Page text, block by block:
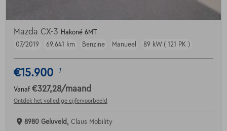
Mazda CX-3 Hakoné 6MT
07/2019
69.641 km Benzine Manueel 89 kW ( 121 PK )
€15.900 1
Vanaf €327,28/maand
Ontdek het volledige cijfervoorbeeld
8980 Geluveld, Claus Mobility